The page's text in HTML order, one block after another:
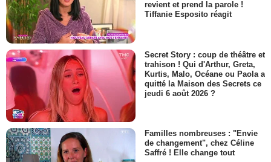
revient et prend la parole !
Tiffanie Esposito réagit
Secret Story : coup de théâtre et
trahison ! Qui d'Arthur, Greta,
Kurtis, Malo, Océane ou Paola a
quitté la Maison des Secrets ce
jeudi 6 août 2026 ?
Familles nombreuses : "Envie
de changement", chez Céline
Saffré ! Elle change tout